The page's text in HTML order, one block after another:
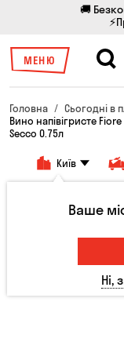
🚚
МЕНЮ
Головна Сьогодні в
Вино напівігристе
Secco 0.75л
Київ
Ваше
Ні,